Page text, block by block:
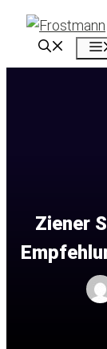
Zum
Inhalt
Ziener